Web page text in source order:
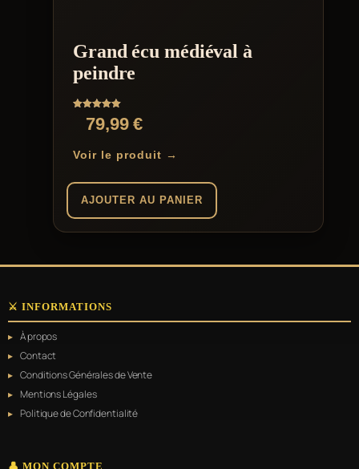
Grand écu médiéval à
peindre
Note
5.0079,99€
Voir le produit →
AJOUTER AU PANIER
⚔️ INFORMATIONS
À propos
Contact
Conditions Générales de Vente
Mentions Légales
Politique de Confidentialité
👤 MON COMPTE